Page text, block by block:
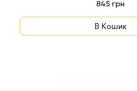
845 грн
В Кошик